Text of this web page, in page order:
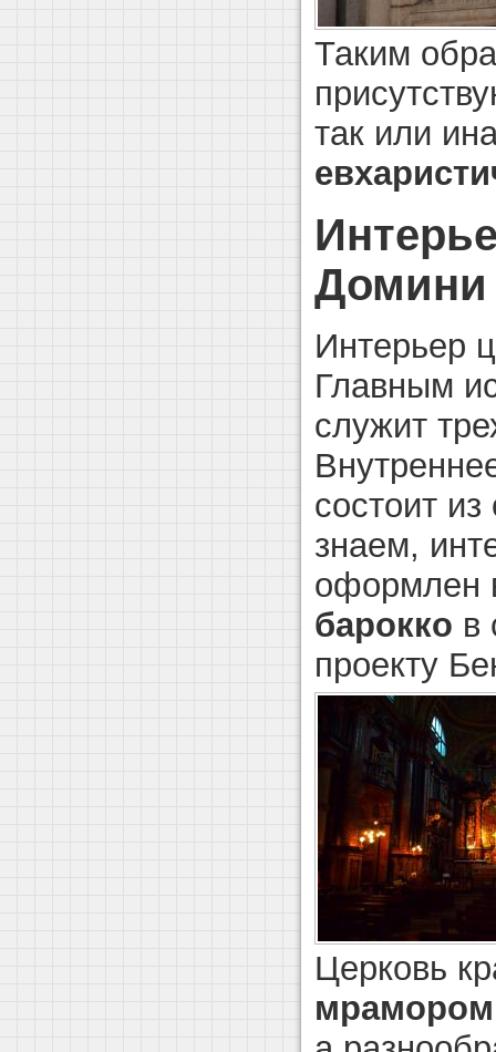
Таким
так или
Домини
Интерьер
Главным
служит
состоит
знаем,
оформлен
барокко в
проекту
Церковь
мрамором